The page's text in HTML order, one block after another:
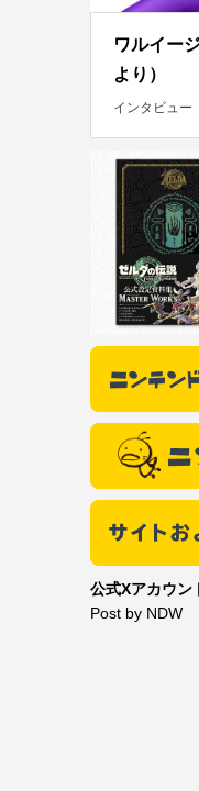
ワルイー
より）
インタビュー
公式Xアカウン
Post by NDW